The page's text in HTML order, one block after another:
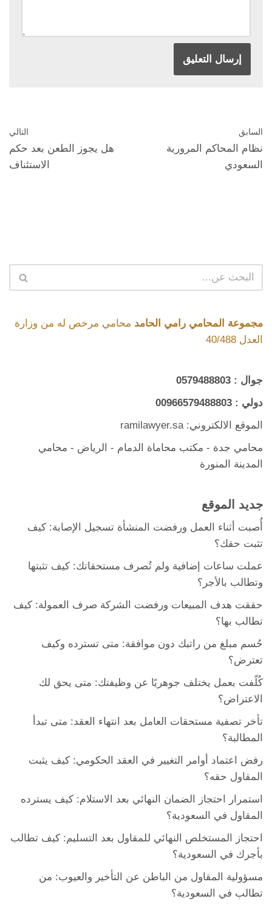
السابق
نظام المحاكم المرورية
السعودي
التالي
هل يجوز الطعن بعد حكم
الاستئناف
مجموعة المحامي رامي الحامد محامي مرخص له من وزارة
العدل 40/488
جوال : 0579488803
دولي : 00966579488803
الموقع الالكتروني: ramilawyer.sa
محامي جدة - مكتب محاماة الدمام - الرياض - محامي
المدينة المنورة
جديد الموقع
أُصبت أثناء العمل ورفضت المنشأة تسجيل الإصابة: كيف
تثبت حقك؟
عملت ساعات إضافية ولم تُصرف مستحقاتك: كيف تثبتها
وتطالب بالأجر؟
حققت هدف المبيعات ورفضت الشركة صرف العمولة: كيف
تطالب بها؟
حُسم مبلغ من راتبك دون موافقة: متى تسترده وكيف
تعترض؟
كُلّفت بعمل يختلف جوهريًا عن وظيفتك: متى يحق لك
الاعتراض؟
تأخر تصفية مستحقات العامل بعد انتهاء العقد: متى تبدأ
المطالبة؟
رفض اعتماد أوامر التغيير في العقد الحكومي: كيف يثبت
المقاول حقه؟
استمرار احتجاز الضمان النهائي بعد الاستلام: كيف يسترده
المقاول في السعودية؟
احتجاز المستخلص النهائي للمقاول بعد التسليم: كيف تطالب
بأجرك في السعودية؟
مسؤولية المقاول من الباطن عن التأخير والعيوب: من
تطالب في السعودية؟